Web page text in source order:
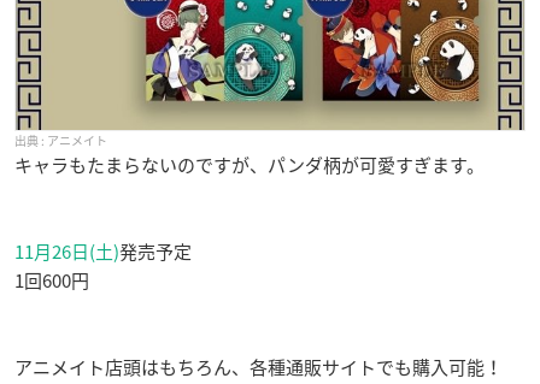
アニメイト
キャラもたまらないのですが、パンダ柄が可愛すぎます。
11月26日(土)発売予定
1回600円
アニメイト店頭はもちろん、各種通販サイトでも購入可能！